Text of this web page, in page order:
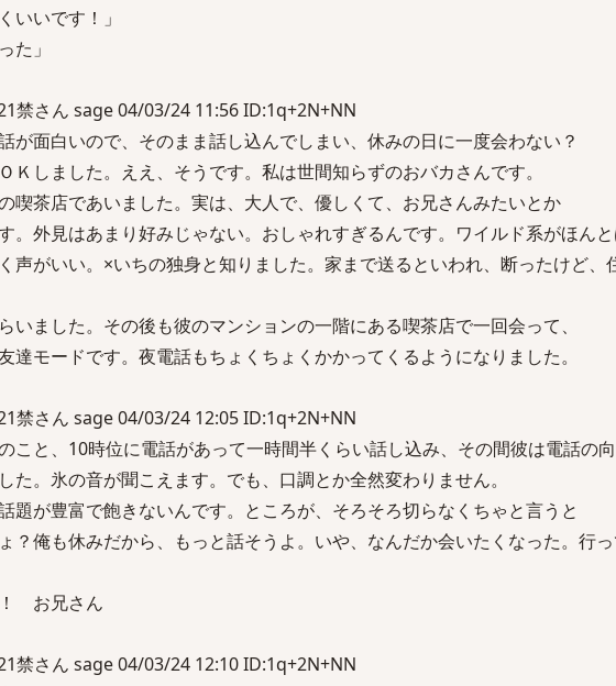
いいです！」
た」
禁さん sage 04/03/24 11:56 ID:1q+2N+NN
が面白いので、そのまま話し込んでしまい、休みの日に一度会わない？
Ｋしました。ええ、そうです。私は世間知らずのおバカさんです。
喫茶店であいました。実は、大人で、優しくて、お兄さんみたいとか
。外見はあまり好みじゃない。おしゃれすぎるんです。ワイルド系がほん
声がいい。×いちの独身と知りました。家まで送るといわれ、断ったけど、
いました。その後も彼のマンションの一階にある喫茶店で一回会って、
達モードです。夜電話もちょくちょくかかってくるようになりました。
禁さん sage 04/03/24 12:05 ID:1q+2N+NN
こと、10時位に電話があって一時間半くらい話し込み、その間彼は電話の
た。氷の音が聞こえます。でも、口調とか全然変わりません。
題が豊富で飽きないんです。ところが、そろそろ切らなくちゃと言うと
？俺も休みだから、もっと話そうよ。いや、なんだか会いたくなった。行っ
お兄さん
禁さん sage 04/03/24 12:10 ID:1q+2N+NN